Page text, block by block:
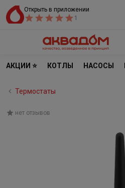
Открыть в приложении
1
АКЦИИ ⭐ КОТЛЫ НАСОСЫ
Термостаты
нет отзывов